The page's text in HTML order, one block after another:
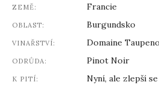
ZEMĚ: Francie
OBLAST: Burgundsko
VINAŘSTVÍ: Domaine
ODRŮDA: Pinot Noir
K PITÍ: Nyní, ale zlepší se